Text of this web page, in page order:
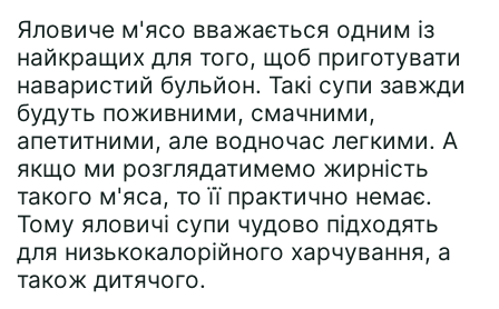
Яловиче м'ясо вважається одним із
найкращих для того, щоб приготувати
наваристий бульйон. Такі супи завжди
будуть поживними, смачними,
апетитними, але водночас легкими. А
якщо ми розглядатимемо жирність
такого м'яса, то її практично немає.
Тому яловичі супи чудово підходять
для низькокалорійного харчування, а
також дитячого.